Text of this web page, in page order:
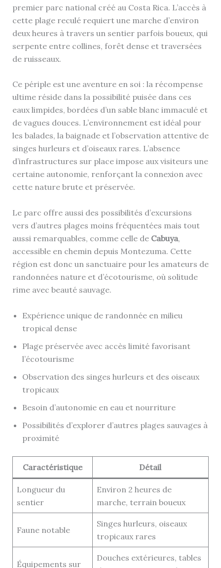
premier parc national créé au Costa Rica. L’accès à
cette plage reculé requiert une marche d’environ
deux heures à travers un sentier parfois boueux, qui
serpente entre collines, forêt dense et traversées
de ruisseaux.
Ce périple est une aventure en soi : la récompense
ultime réside dans la possibilité puisée dans ces
eaux limpides, bordées d’un sable blanc immaculé et
de vagues douces. L’environnement est idéal pour
les balades, la baignade et l’observation attentive de
singes hurleurs et d’oiseaux rares. L’absence
d’infrastructures sur place impose aux visiteurs une
certaine autonomie, renforçant la connexion avec
cette nature brute et préservée.
Le parc offre aussi des possibilités d’excursions
vers d’autres plages moins fréquentées mais tout
aussi remarquables, comme celle de Cabuya,
accessible en chemin depuis Montezuma. Cette
région est donc un sanctuaire pour les amateurs de
randonnées nature et d’écotourisme, où solitude
rime avec beauté sauvage.
Expérience unique de randonnée en milieu
tropical dense
Plage préservée avec accès limité favorisant
l’écotourisme
Observation des singes hurleurs et des oiseaux
tropicaux
Besoin d’autonomie en eau et nourriture
Possibilités d’explorer d’autres plages sauvages à
proximité
Caractéristique Détail
Longueur du
sentier
Environ 2 heures de
marche, terrain boueux
Faune notable
Singes hurleurs, oiseaux
tropicaux rares
Équipements sur
Douches extérieures, tables